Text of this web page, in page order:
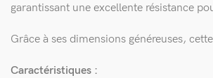
garantissant une excellente résistance
Grâce à ses dimensions généreuses,
Caractéristiques :